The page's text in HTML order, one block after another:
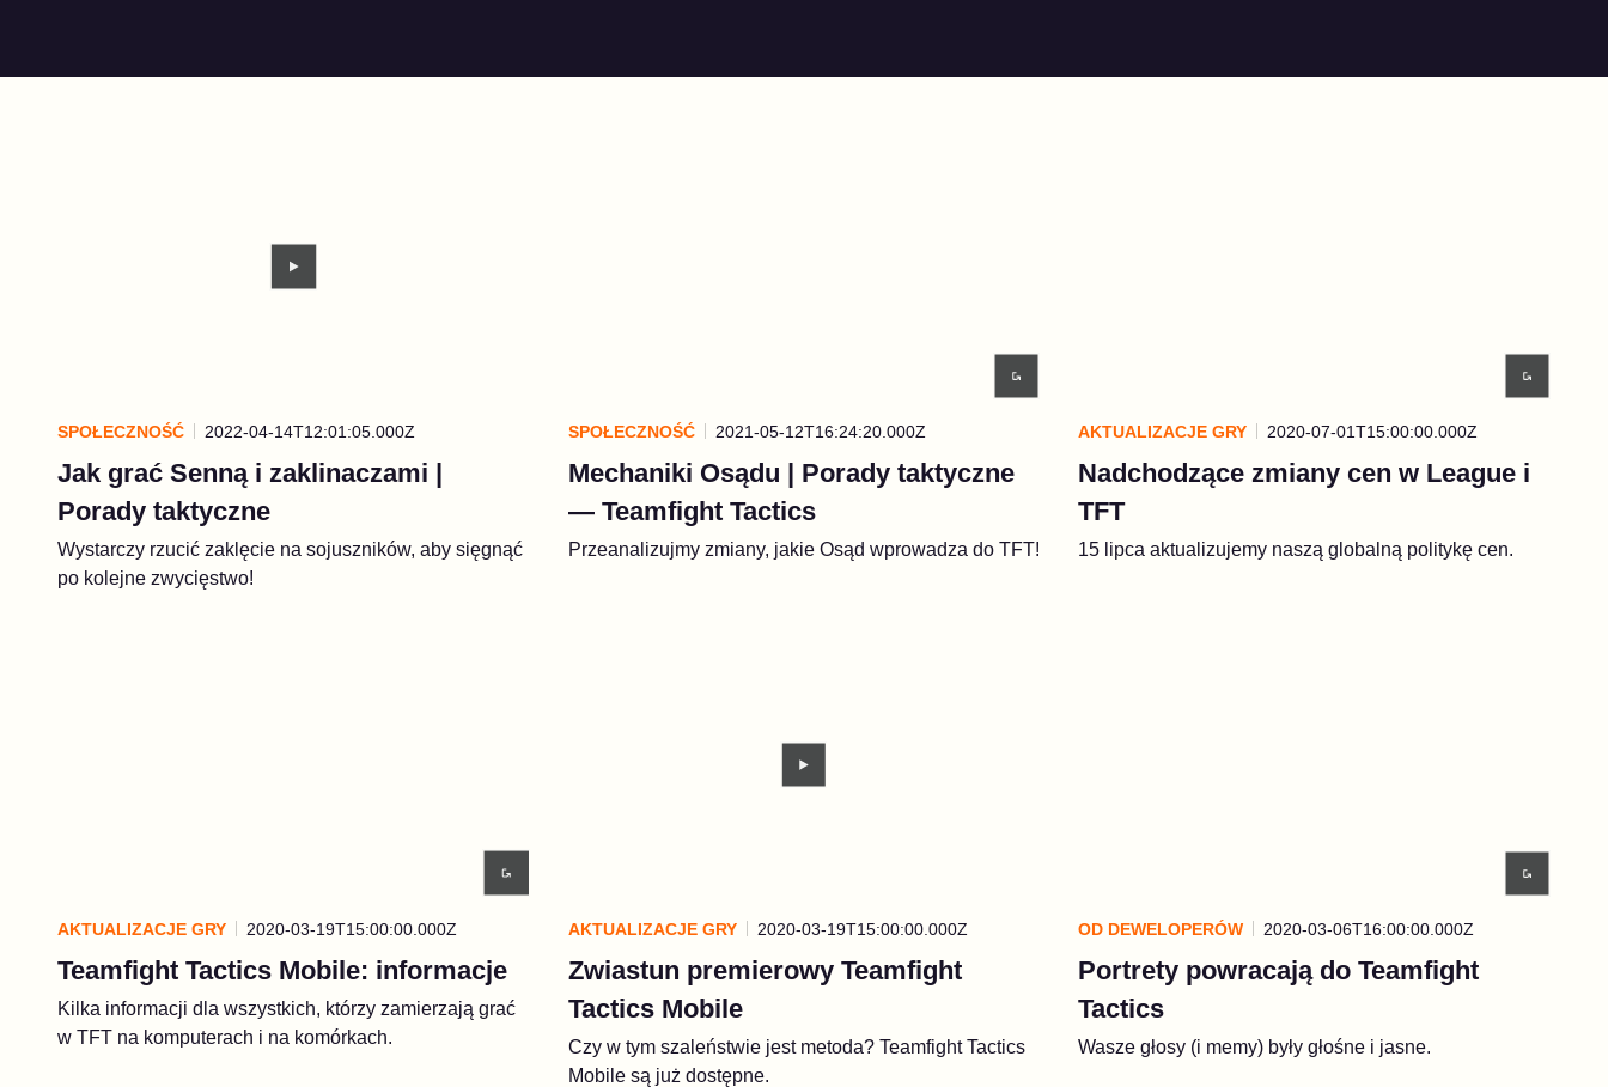
SPOŁECZNOŚĆ 2022-04-14T12:01:05.000Z
Jak grać Senną i zaklinaczami |
Porady taktyczne
Wystarczy rzucić zaklęcie na sojuszników, aby sięgnąć
po kolejne zwycięstwo!
SPOŁECZNOŚĆ 2021-05-12T16:24:20.000Z
Mechaniki Osądu | Porady taktyczne
— Teamfight Tactics
Przeanalizujmy zmiany, jakie Osąd wprowadza do TFT!
AKTUALIZACJE GRY 2020-07-01T15:00:00.000Z
Nadchodzące zmiany cen w League i
TFT
15 lipca aktualizujemy naszą globalną politykę cen.
AKTUALIZACJE GRY 2020-03-19T15:00:00.000Z
Teamfight Tactics Mobile: informacje
Kilka informacji dla wszystkich, którzy zamierzają grać
w TFT na komputerach i na komórkach.
AKTUALIZACJE GRY 2020-03-19T15:00:00.000Z
Zwiastun premierowy Teamfight
Tactics Mobile
Czy w tym szaleństwie jest metoda? Teamfight Tactics
Mobile są już dostępne.
OD DEWELOPERÓW 2020-03-06T16:00:00.000Z
Portrety powracają do Teamfight
Tactics
Wasze głosy (i memy) były głośne i jasne.